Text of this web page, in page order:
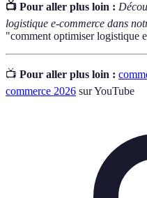
📺 Pour aller plus loin :
logistique e-commerce dans
"comment optimiser logistique
📺 Pour aller plus loin :
commerce 2026 sur YouTube